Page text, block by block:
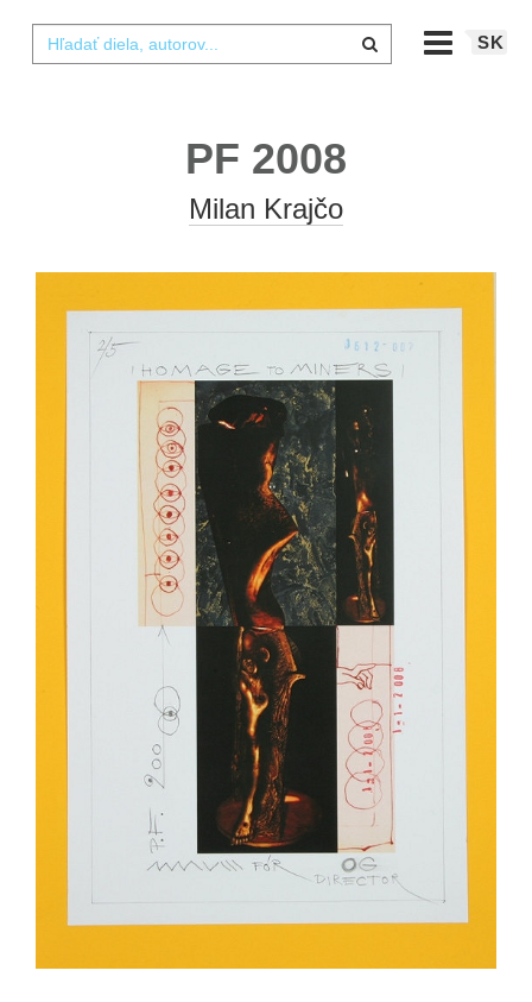
SK
PF 2008
Milan Krajčo